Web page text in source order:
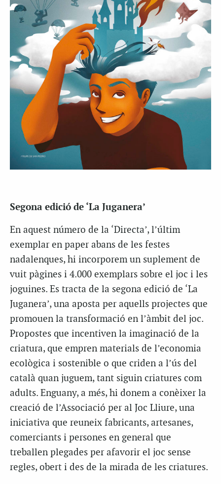
Segona edició de ‘La Juganera’
En aquest número de la ‘Directa’, l’últim
exemplar en paper abans de les festes
nadalenques, hi incorporem un suplement de
vuit pàgines i 4.000 exemplars sobre el joc i les
joguines. Es tracta de la segona edició de ‘La
Juganera’, una aposta per aquells projectes que
promouen la transformació en l’àmbit del joc.
Propostes que incentiven la imaginació de la
criatura, que empren materials de l’economia
ecològica i sostenible o que criden a l’ús del
català quan juguem, tant siguin criatures com
adults. Enguany, a més, hi donem a conèixer la
creació de l’Associació per al Joc Lliure, una
iniciativa que reuneix fabricants, artesanes,
comerciants i persones en general que
treballen plegades per afavorir el joc sense
regles, obert i des de la mirada de les criatures.